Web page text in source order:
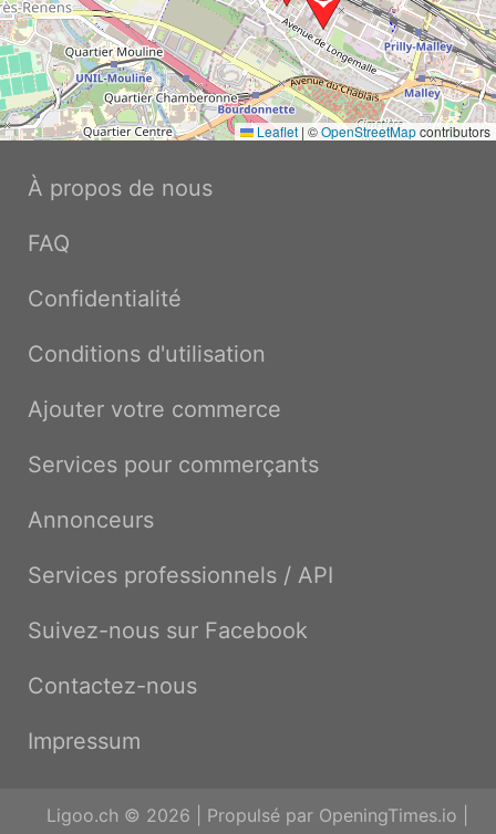
Leaflet | ©OpenStreetMapcontributors
À propos de nous
FAQ
Confidentialité
Conditions d'utilisation
Ajouter votre commerce
Services pour commerçants
Annonceurs
Services professionnels / API
Suivez-nous sur Facebook
Contactez-nous
Impressum
Ligoo.ch © 2026 | Propulsé par OpeningTimes.io